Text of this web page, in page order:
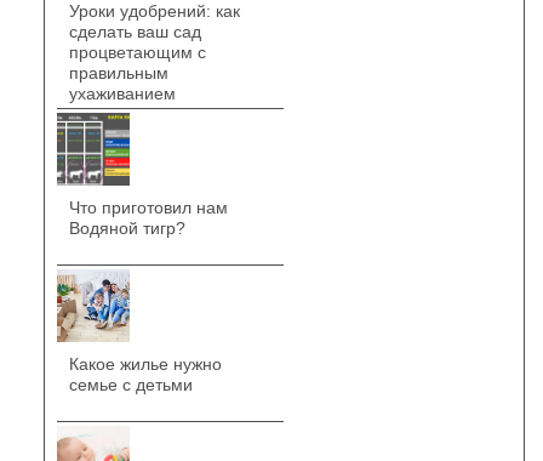
Уроки удобрений: как
сделать ваш сад
процветающим с
правильным
ухаживанием
Что приготовил нам
Водяной тигр?
Какое жилье нужно
семье с детьми